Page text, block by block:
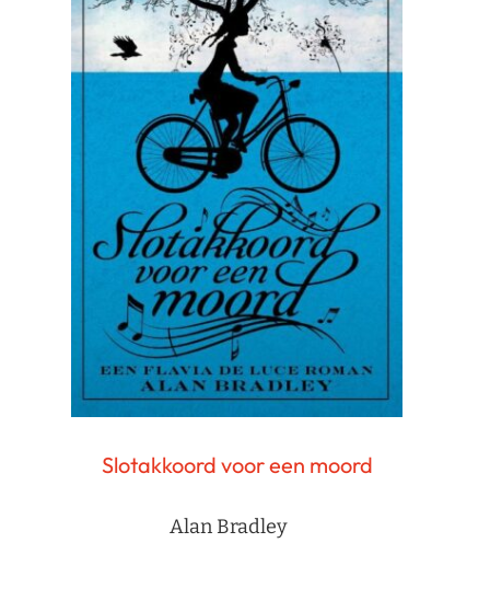
Slotakkoord voor een moord
Alan Bradley